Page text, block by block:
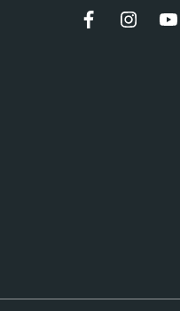
InstagramYouTube